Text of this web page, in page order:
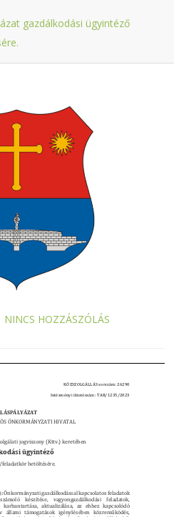
gazdálkodási ügyintéző
NINCS HOZZÁSZÓLÁS